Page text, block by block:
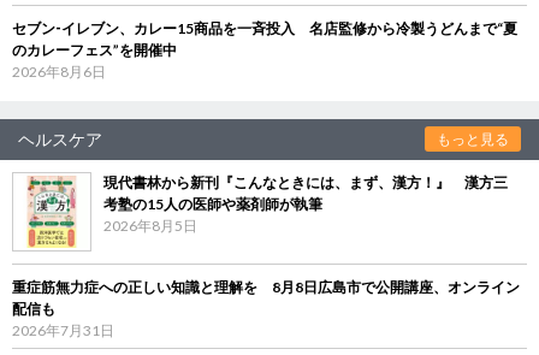
セブン‐イレブン、カレー15商品を一斉投入 名店監修から冷製うどんまで“夏
のカレーフェス”を開催中
2026年8月6日
ヘルスケア もっと見る
現代書林から新刊『こんなときには、まず、漢方！』 漢方三
考塾の15人の医師や薬剤師が執筆
2026年8月5日
重症筋無力症への正しい知識と理解を 8月8日広島市で公開講座、オンライン
配信も
2026年7月31日